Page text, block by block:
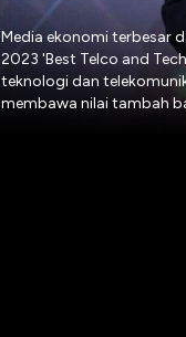
Media ekonomi terbesar
2023 'Best Telco and
teknologi dan
membawa nilai tambah